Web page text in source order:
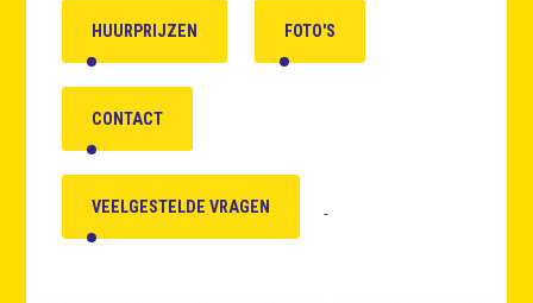
HUURPRIJZEN FOTO'S
CONTACT
VEELGESTELDE VRAGEN